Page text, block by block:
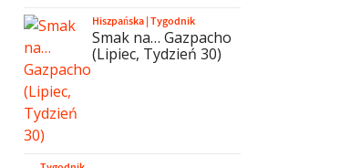
Hiszpańska|Tygodnik
Smak na… Gazpacho
(Lipiec, Tydzień 30)